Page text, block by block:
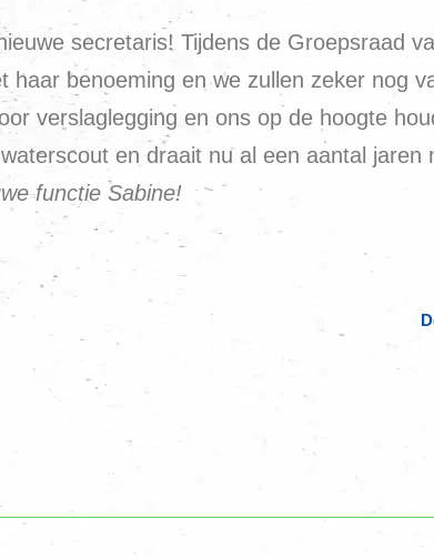
secretaris! Tijdens de Groepsraad
haar benoeming en we zullen zeker nog
verslaglegging en ons op de hoogte
en draait nu al een aantal jaren
functie Sabine!